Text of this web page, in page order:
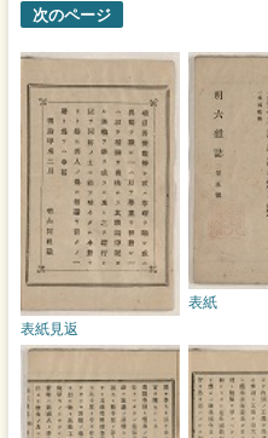
次のページ
表紙
表紙見返